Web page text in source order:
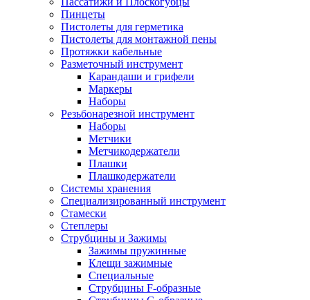
Пинцеты
Пистолеты для герметика
Пистолеты для монтажной пены
Протяжки кабельные
Разметочный инструмент
Карандаши и грифели
Маркеры
Наборы
Резьбонарезной инструмент
Наборы
Метчики
Метчикодержатели
Плашки
Плашкодержатели
Системы хранения
Специализированный инструмент
Стамески
Степлеры
Струбцины и Зажимы
Зажимы пружинные
Клещи зажимные
Специальные
Струбцины F-образные